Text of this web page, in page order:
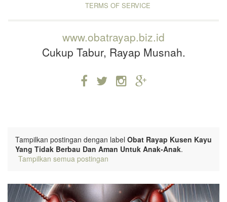
TERMS OF SERVICE
www.obatrayap.biz.id
Cukup Tabur, Rayap Musnah.
Tampilkan postingan dengan label Obat Rayap Kusen Kayu
Yang Tidak Berbau Dan Aman Untuk Anak-Anak.
Tampilkan semua postingan